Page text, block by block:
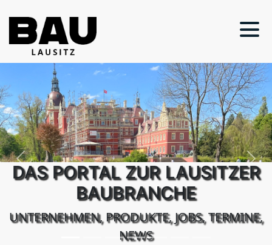
DAS PORTAL ZUR LAUSITZER
BAUBRANCHE
UNTERNEHMEN, PRODUKTE, JOBS, TERMINE,
NEWS
Previous Next